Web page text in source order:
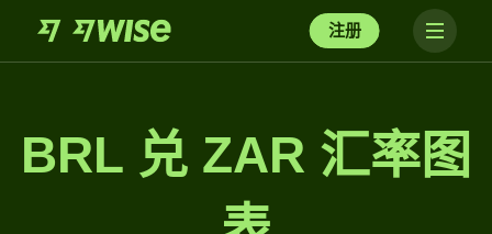
注册
BRL 兑 ZAR 汇率图